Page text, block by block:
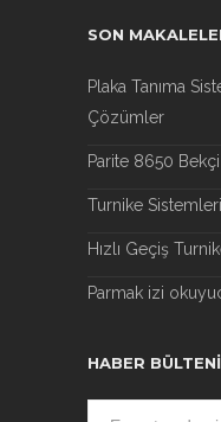
SON
Plaka Tanıma
Çözümler
Parite 8650
Turnike
Hızlı Geçiş
Parmak izi
HABER